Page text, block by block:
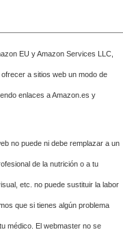
EU y Amazon Services LLC,
a sitios web un modo de
enlaces a Amazon.es y
no puede ni debe remplazar a un
de la nutrición o a tu
etc. no puede sustituir la labor
que si tienes algún problema
médico. El webmaster no se